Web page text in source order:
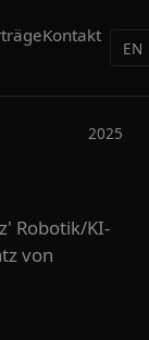
Kontakt
EN
2025
Robotik/KI-
von